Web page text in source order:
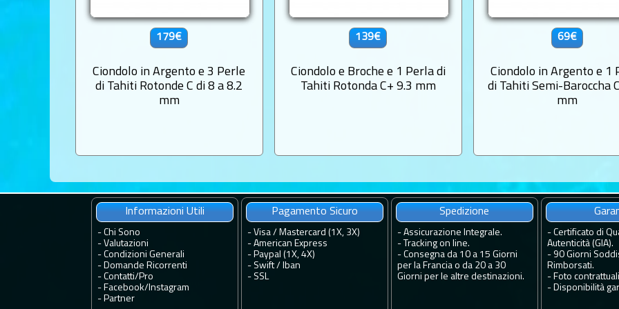
179€
Ciondolo in Argento e 3 Perle
di Tahiti Rotonde C di 8 a 8.2
mm
139€
Ciondolo e Broche e 1 Perla di
Tahiti Rotonda C+ 9.3 mm
69€
Ciondolo in Argento e 1
di Tahiti Semi-Baroccha
mm
Informazioni Utili
- Chi Sono
- Valutazioni
- Condizioni Generali
- Domande Ricorrenti
- Contatti/ Pro
- Facebook/ Instagram
- Partner
Pagamento Sicuro
- Visa / Mastercard (1X, 3X)
- American Express
- Paypal (1X, 4X)
- Swift / Iban
- SSL
Spedizione
- Assicurazione Integrale.
- Tracking on line.
- Consegna da 10 a 15 Giorni
per la Francia o da 20 a 30
Giorni per le altre destinazioni.
- Certificato di
Autenticità (GIA).
- 90 Giorni
Rimborsati.
- Foto
- Disponibilità